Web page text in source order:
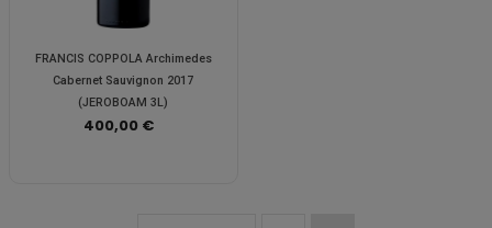
FRANCIS COPPOLA Archimedes
Cabernet Sauvignon 2017
(JEROBOAM 3L)
400,00 €